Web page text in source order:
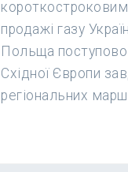
продажі газу
Польща поступово
Східної Європи
регіональних